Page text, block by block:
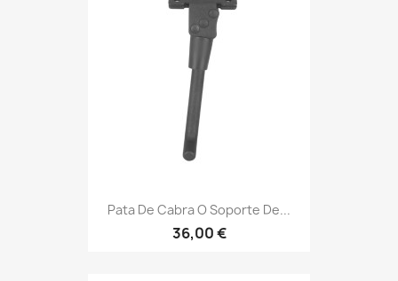
Pata De Cabra O Soporte De...
36,00 €